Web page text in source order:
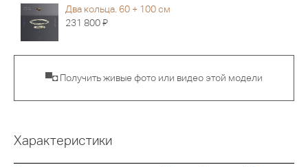
Два кольца. 60 + 100 см
231 800Я
▀◘ Получить живые фото или видео этой модели
Характеристики